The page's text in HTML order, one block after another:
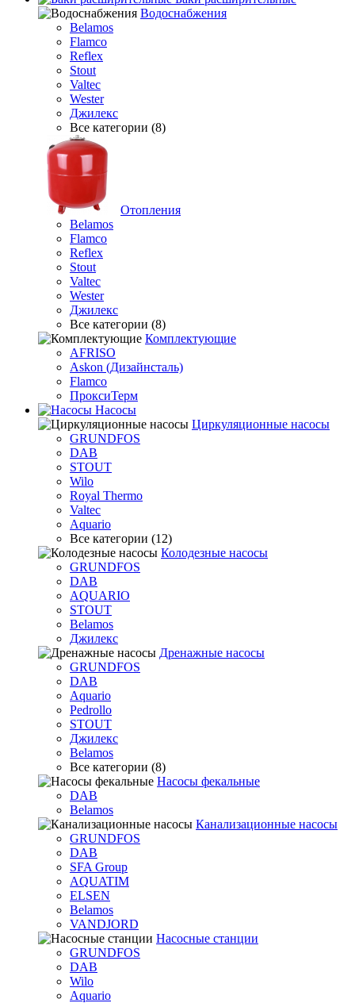
Водоснабжения
Belamos
Flamco
Reflex
Stout
Valtec
Wester
Джилекс
Все категории (8)
Отопления
Belamos
Flamco
Reflex
Stout
Valtec
Wester
Джилекс
Все категории (8)
Комплектующие
AFRISO
Askon (Дизайнсталь)
Flamco
ПроксиТерм
Насосы
Циркуляционные насосы
GRUNDFOS
DAB
STOUT
Wilo
Royal Thermo
Valtec
Aquario
Все категории (12)
Колодезные насосы
GRUNDFOS
DAB
AQUARIO
STOUT
Belamos
Джилекс
Дренажные насосы
GRUNDFOS
DAB
Aquario
Pedrollo
STOUT
Джилекс
Belamos
Все категории (8)
Насосы фекальные
DAB
Belamos
Канализационные насосы
GRUNDFOS
DAB
SFA Group
AQUATIM
ELSEN
Belamos
VANDJORD
Насосные станции
GRUNDFOS
DAB
Wilo
Aquario